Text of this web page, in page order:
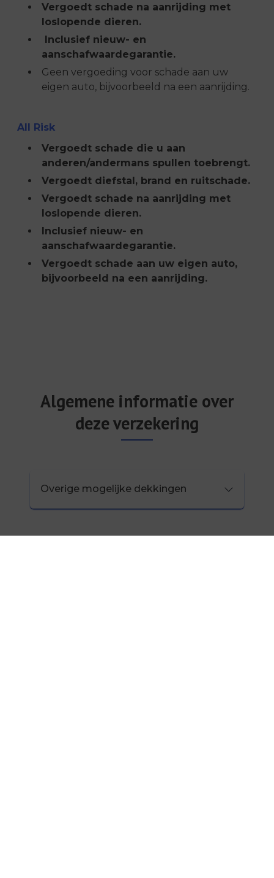
Vergoedt schade na aanrijding met
loslopende dieren.
Inclusief nieuw- en
aanschafwaardegarantie.
Geen vergoeding voor schade aan uw
eigen auto, bijvoorbeeld na een aanrijding.
All Risk
Vergoedt schade die u aan
anderen/andermans spullen toebrengt.
Vergoedt diefstal, brand en ruitschade.
Vergoedt schade na aanrijding met
loslopende dieren.
Inclusief nieuw- en
aanschafwaardegarantie.
Vergoedt schade aan uw eigen auto,
bijvoorbeeld na een aanrijding.
Algemene informatie over
deze verzekering
Overige mogelijke dekkingen